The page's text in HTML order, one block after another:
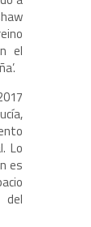
el
Lo
es